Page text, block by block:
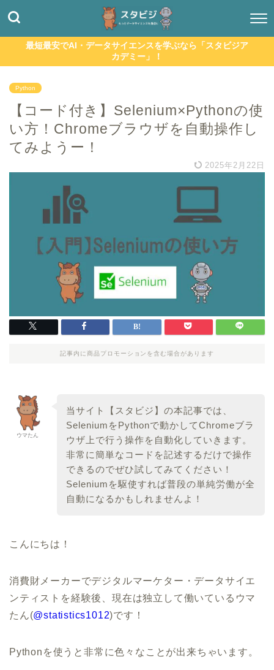
最短最安でAI・データサイエンスを学ぶなら「スタビジア
カデミー」！
Python
【コード付き】Selenium×Pythonの使
い方！Chromeブラウザを自動操作し
てみようー！
2025年2月22日
記事内に商品プロモーションを含む場合があります
ウマたん
当サイト【スタビジ】の本記事では、
SeleniumをPythonで動かしてChromeブラ
ウザ上で行う操作を自動化していきます。
非常に簡単なコードを記述するだけで操作
できるのでぜひ試してみてください！
Seleniumを駆使すれば普段の単純労働が全
自動になるかもしれませんよ！
こんにちは！
消費財メーカーでデジタルマーケター・データサイエ
ンティストを経験後、現在は独立して働いているウマ
たん(@statistics1012)です！
Pythonを使うと非常に色々なことが出来ちゃいます。